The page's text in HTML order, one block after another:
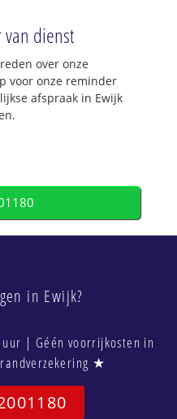
dienst
over onze
voor onze reminder
afspraak in Ewijk
in Ewijk?
| Géén voorrijkosten in
★